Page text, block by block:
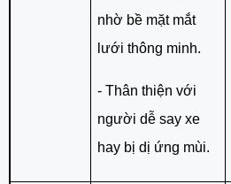
nhờ bề mặt mắt
lưới thông minh.
- Thân thiện với
người dễ say xe
hay bị dị ứng mùi.